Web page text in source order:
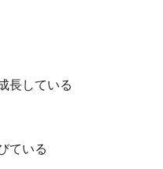
長している
ている